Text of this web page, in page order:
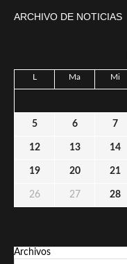
ARCHIVO DE NOTICIAS
L Ma Mi
5 6 7
12 13 14
19 20 21
26 27 28
Archivos